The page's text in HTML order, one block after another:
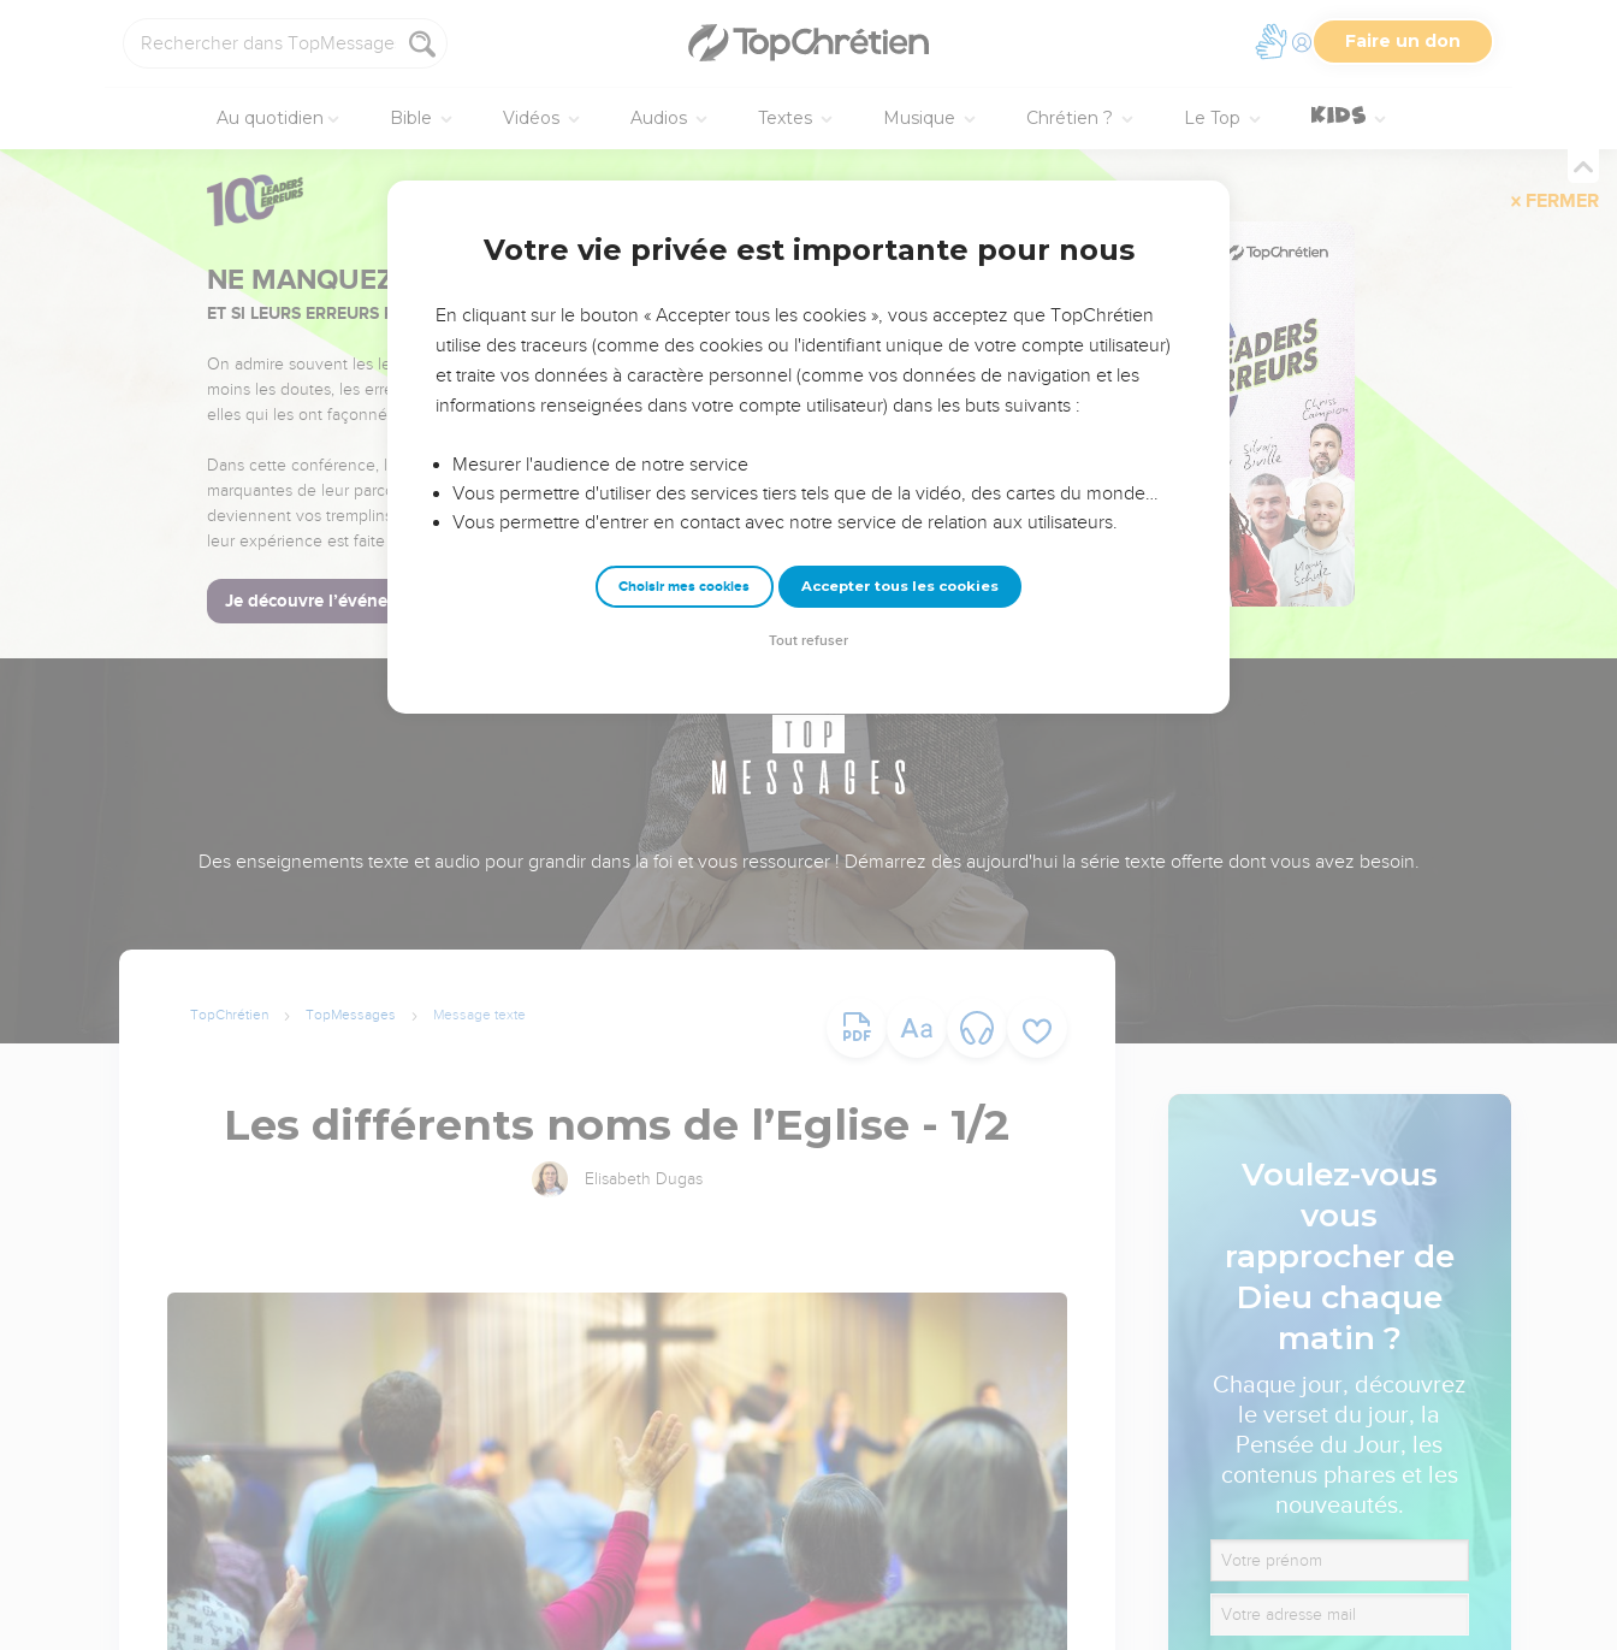
Faire un don
Au quotidien Bible Vidéos Audios Textes Musique Chrétien ? Le Top
FERMER
NE MANQUEZ PAS L’ÉVÉNEMENT DE L’ANNÉE !
ET SI LEURS ERREURS POUVAIENT VOUS ÉVITER LES VOTRES ?
On admire souvent les leaders pour leurs réussites, leur impact, leur foi ou leur vision. Mais on voit
moins les doutes, les erreurs et les saisons difficiles qu'ils ont traversés, alors même que ce sont
elles qui les ont façonnés.
Dans cette conférence, leaders, entrepreneurs, et responsables reviennent sur les erreurs
marquantes de leur parcours et les clés pour avancer avec plus de sagesse afin que leurs erreurs
deviennent vos tremplins. Que vous guidiez un ministère, une équipe, un groupe ou une famille,
leur expérience est faite pour vous.
Je découvre l’événement
Des enseignements texte et audio pour grandir dans la foi et vous ressourcer ! Démarrez dès aujourd'hui la série texte offerte dont vous avez besoin.
TopChrétien TopMessages Message texte
Les différents noms de l’Eglise - 1/2
Elisabeth Dugas
Voulez-vous
vous
rapprocher de
Dieu chaque
matin ?
Chaque jour, découvrez
le verset du jour, la
Pensée du Jour, les
contenus phares et les
nouveautés.
Votre vie privée est importante pour nous
En cliquant sur le bouton « Accepter tous les cookies », vous acceptez que TopChrétien
utilise des traceurs (comme des cookies ou l'identifiant unique de votre compte utilisateur)
et traite vos données à caractère personnel (comme vos données de navigation et les
informations renseignées dans votre compte utilisateur) dans les buts suivants :
Mesurer l'audience de notre service
Vous permettre d'utiliser des services tiers tels que de la vidéo, des cartes du monde…
Vous permettre d'entrer en contact avec notre service de relation aux utilisateurs.
Choisir mes cookies Accepter tous les cookies
Tout refuser